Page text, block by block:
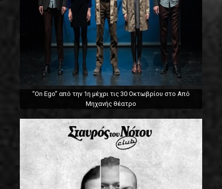
“On Ego” από την 1η μέχρι τις 30 Οκτωβρίου στο Από
Μηχανής θέατρο